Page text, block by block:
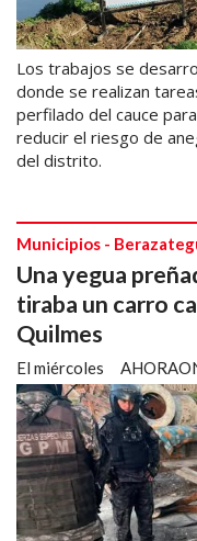
Los trabajos se
donde se realizan
perfilado del cauce
reducir el riesgo de
del distrito.
Una yegua
tiraba un carro
Quilmes
Municipios -
El miércoles